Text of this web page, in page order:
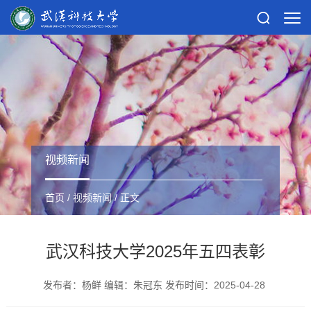
视频新闻
首页 / 视频新闻/ 正文
武汉科技大学2025年五四表彰
发布者：杨鲜 编辑：朱冠东 发布时间：2025-04-28